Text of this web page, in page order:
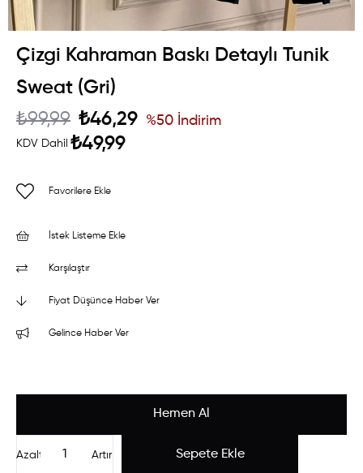
Çizgi Kahraman Baskı Detaylı Tunik
Sweat (Gri)
₺99,99 ₺46,29
KDV Dahil ₺49,99
%50 İndirim
Favorilere Ekle
İstek Listeme Ekle
Karşılaştır
Fiyat Düşünce Haber Ver
Gelince Haber Ver
Artır
Azalt